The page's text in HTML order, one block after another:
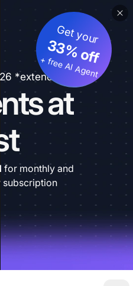
*extended
at
Get your
33% off
+ free AI Agent
for monthly and